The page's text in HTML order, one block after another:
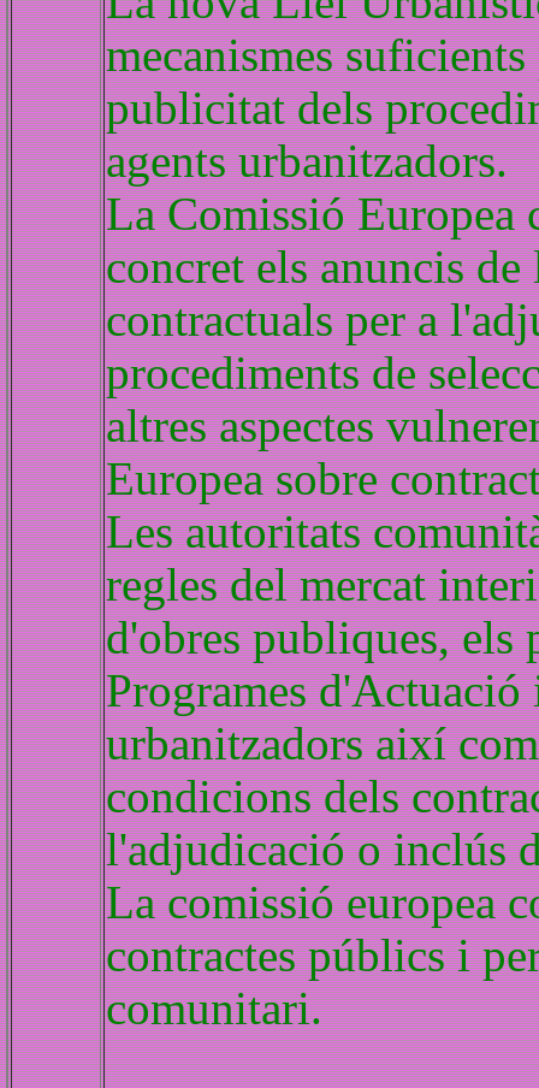
mecanismes
publicitat dels
agents urbanitzadors.
La Comissió Europea
concret els anuncis
contractuals per a
procediments de
altres aspectes
Europea sobre
Les autoritats
regles del mercat
d'obres publiques, els
Programes d'Actuació
urbanitzadors així
condicions dels
l'adjudicació o inclús
La comissió europea
contractes públics i
comunitari.